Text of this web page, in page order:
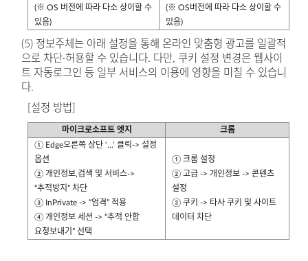
(※ OS 버전에 따라 다소 상이할 수
있음)
(※ OS버전에 따라 다소 상이할 수
있음)
(5) 정보주체는 아래 설정을 통해 온라인 맞춤형 광고를 일괄적
으로 차단·허용할 수 있습니다. 다만, 쿠키 설정 변경은 웹사이
트 자동로그인 등 일부 서비스의 이용에 영향을 미칠 수 있습니
다.
[설정 방법]
마이크로소프트 엣지
크롬
① Edge오른쪽 상단 ‘...’ 클릭-> 설정
옵션
② 개인정보,검색 및 서비스->
“추적방지” 차단
③ InPrivate -> “엄격” 적용
④ 개인정보 세션 -> “추적 안함
요청보내기” 선택
① 크롬 설정
② 고급 -> 개인정보 -> 콘텐츠
설정
③ 쿠키 -> 타사 쿠키 및 사이트
데이터 차단